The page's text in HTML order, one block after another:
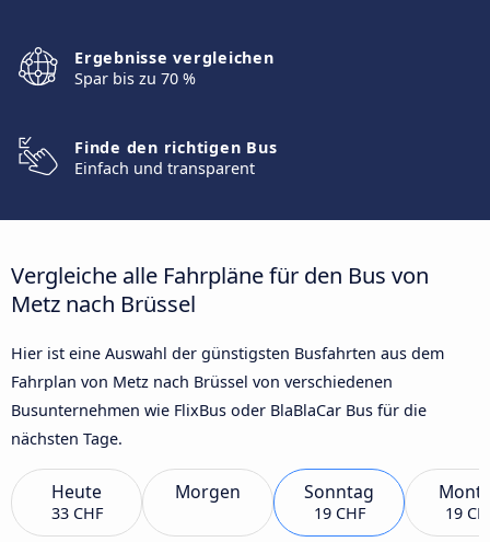
Ergebnisse vergleichen
Spar bis zu 70 %
Finde den richtigen Bus
Einfach und transparent
Vergleiche alle Fahrpläne für den Bus von
Metz nach Brüssel
Hier ist eine Auswahl der günstigsten Busfahrten aus dem
Fahrplan von Metz nach Brüssel von verschiedenen
Busunternehmen wie FlixBus oder BlaBlaCar Bus für die
nächsten Tage.
Heute
33 CHF
Morgen Sonntag
19 CHF 19